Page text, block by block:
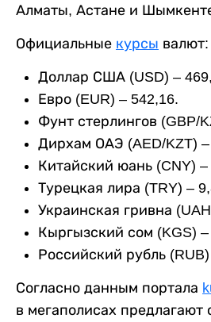
Алматы, Астане и
Официальные курсы валют:
Доллар США (USD) –
Евро (EUR) – 542,16.
Фунт стерлингов (GBP/
Дирхам ОАЭ (AED/KZT) –
Китайский юань (CNY) –
Турецкая лира (TRY) –
Украинская гривна
Кыргызский сом (KGS) –
Российский рубль
Согласно данным портала
в мегаполисах предлагают